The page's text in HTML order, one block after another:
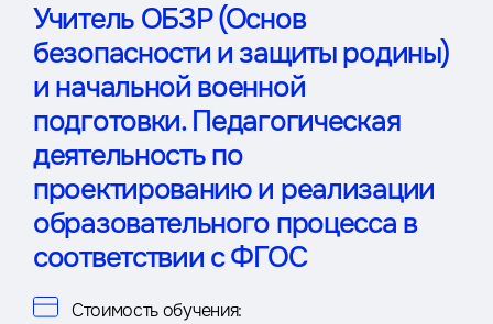
Учитель ОБЗР (Основ
безопасности и защиты родины)
и начальной военной
подготовки. Педагогическая
деятельность по
проектированию и реализации
образовательного процесса в
соответствии с ФГОС
Стоимость обучения: